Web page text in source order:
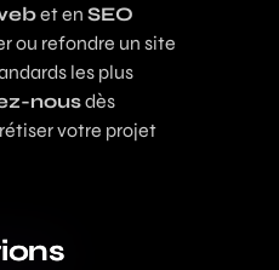
et en SEO
ou refondre un site
les plus
nousdès
votre projet